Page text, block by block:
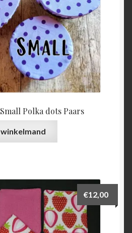
Polka dots Paars
winkelmand
€12,00